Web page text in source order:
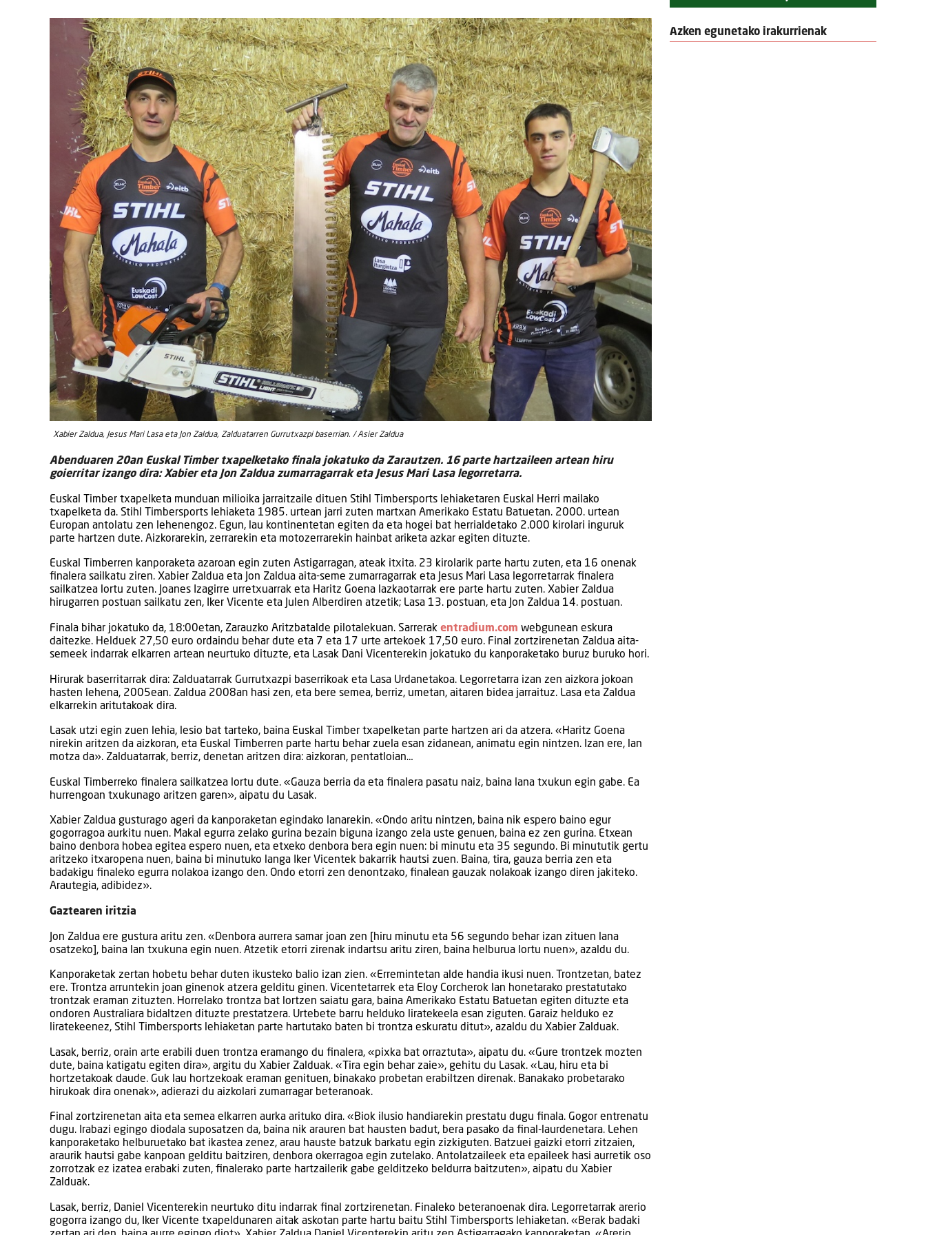
Xabier Zaldua, Jesus Mari Lasa eta Jon Zaldua, Zalduatarren Gurrutxazpi baserrian. / Asier Zaldua
Abenduaren 20an Euskal Timber txapelketako finala jokatuko da Zarautzen. 16 parte hartzaileen artean hiru
goierritar izango dira: Xabier eta Jon Zaldua zumarragarrak eta Jesus Mari Lasa legorretarra.
Euskal Timber txapelketa munduan milioika jarraitzaile dituen Stihl Timbersports lehiaketaren Euskal Herri mailako
txapelketa da. Stihl Timbersports lehiaketa 1985. urtean jarri zuten martxan Amerikako Estatu Batuetan. 2000. urtean
Europan antolatu zen lehenengoz. Egun, lau kontinentetan egiten da eta hogei bat herrialdetako 2.000 kirolari inguruk
parte hartzen dute. Aizkorarekin, zerrarekin eta motozerrarekin hainbat ariketa azkar egiten dituzte.
Euskal Timberren kanporaketa azaroan egin zuten Astigarragan, ateak itxita. 23 kirolarik parte hartu zuten, eta 16 onenak
finalera sailkatu ziren. Xabier Zaldua eta Jon Zaldua aita-seme zumarragarrak eta Jesus Mari Lasa legorretarrak finalera
sailkatzea lortu zuten. Joanes Izagirre urretxuarrak eta Haritz Goena lazkaotarrak ere parte hartu zuten. Xabier Zaldua
hirugarren postuan sailkatu zen, Iker Vicente eta Julen Alberdiren atzetik; Lasa 13. postuan, eta Jon Zaldua 14. postuan.
Finala bihar jokatuko da, 18:00etan, Zarauzko Aritzbatalde pilotalekuan. Sarrerak entradium.com webgunean eskura
daitezke. Helduek 27,50 euro ordaindu behar dute eta 7 eta 17 urte artekoek 17,50 euro. Final zortzirenetan Zaldua aita-
semeek indarrak elkarren artean neurtuko dituzte, eta Lasak Dani Vicenterekin jokatuko du kanporaketako buruz buruko hori.
Hirurak baserritarrak dira: Zalduatarrak Gurrutxazpi baserrikoak eta Lasa Urdanetakoa. Legorretarra izan zen aizkora jokoan
hasten lehena, 2005ean. Zaldua 2008an hasi zen, eta bere semea, berriz, umetan, aitaren bidea jarraituz. Lasa eta Zaldua
elkarrekin aritutakoak dira.
Lasak utzi egin zuen lehia, lesio bat tarteko, baina Euskal Timber txapelketan parte hartzen ari da atzera. «Haritz Goena
nirekin aritzen da aizkoran, eta Euskal Timberren parte hartu behar zuela esan zidanean, animatu egin nintzen. Izan ere, lan
motza da». Zalduatarrak, berriz, denetan aritzen dira: aizkoran, pentatloian…
Euskal Timberreko finalera sailkatzea lortu dute. «Gauza berria da eta finalera pasatu naiz, baina lana txukun egin gabe. Ea
hurrengoan txukunago aritzen garen», aipatu du Lasak.
Xabier Zaldua gusturago ageri da kanporaketan egindako lanarekin. «Ondo aritu nintzen, baina nik espero baino egur
gogorragoa aurkitu nuen. Makal egurra zelako gurina bezain biguna izango zela uste genuen, baina ez zen gurina. Etxean
baino denbora hobea egitea espero nuen, eta etxeko denbora bera egin nuen: bi minutu eta 35 segundo. Bi minututik gertu
aritzeko itxaropena nuen, baina bi minutuko langa Iker Vicentek bakarrik hautsi zuen. Baina, tira, gauza berria zen eta
badakigu finaleko egurra nolakoa izango den. Ondo etorri zen denontzako, finalean gauzak nolakoak izango diren jakiteko.
Arautegia, adibidez».
Gaztearen iritzia
Jon Zaldua ere gustura aritu zen. «Denbora aurrera samar joan zen [hiru minutu eta 56 segundo behar izan zituen lana
osatzeko], baina lan txukuna egin nuen. Atzetik etorri zirenak indartsu aritu ziren, baina helburua lortu nuen», azaldu du.
Kanporaketak zertan hobetu behar duten ikusteko balio izan zien. «Erremintetan alde handia ikusi nuen. Trontzetan, batez
ere. Trontza arruntekin joan ginenok atzera gelditu ginen. Vicentetarrek eta Eloy Corcherok lan honetarako prestatutako
trontzak eraman zituzten. Horrelako trontza bat lortzen saiatu gara, baina Amerikako Estatu Batuetan egiten dituzte eta
ondoren Australiara bidaltzen dituzte prestatzera. Urtebete barru helduko liratekeela esan ziguten. Garaiz helduko ez
liratekeenez, Stihl Timbersports lehiaketan parte hartutako baten bi trontza eskuratu ditut», azaldu du Xabier Zalduak.
Lasak, berriz, orain arte erabili duen trontza eramango du finalera, «pixka bat orraztuta», aipatu du. «Gure trontzek mozten
dute, baina katigatu egiten dira», argitu du Xabier Zalduak. «Tira egin behar zaie», gehitu du Lasak. «Lau, hiru eta bi
hortzetakoak daude. Guk lau hortzekoak eraman genituen, binakako probetan erabiltzen direnak. Banakako probetarako
hirukoak dira onenak», adierazi du aizkolari zumarragar beteranoak.
Final zortzirenetan aita eta semea elkarren aurka arituko dira. «Biok ilusio handiarekin prestatu dugu finala. Gogor entrenatu
dugu. Irabazi egingo diodala suposatzen da, baina nik arauren bat hausten badut, bera pasako da final-laurdenetara. Lehen
kanporaketako helburuetako bat ikastea zenez, arau hauste batzuk barkatu egin zizkiguten. Batzuei gaizki etorri zitzaien,
araurik hautsi gabe kanpoan gelditu baitziren, denbora okerragoa egin zutelako. Antolatzaileek eta epaileek hasi aurretik oso
zorrotzak ez izatea erabaki zuten, finalerako parte hartzailerik gabe gelditzeko beldurra baitzuten», aipatu du Xabier
Zalduak.
Lasak, berriz, Daniel Vicenterekin neurtuko ditu indarrak final zortzirenetan. Finaleko beteranoenak dira. Legorretarrak arerio
gogorra izango du, Iker Vicente txapeldunaren aitak askotan parte hartu baitu Stihl Timbersports lehiaketan. «Berak badaki
Azken egunetako irakurrienak